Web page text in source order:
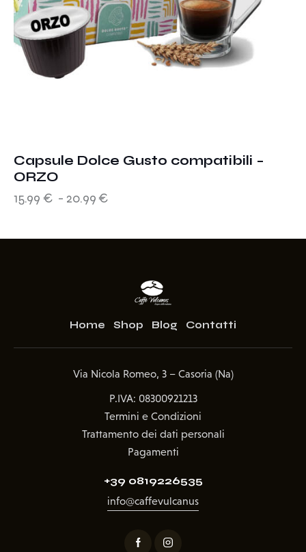
Capsule Dolce Gusto compatibili –
ORZO
15.99 € - 20.99 €
Home Shop Blog Contatti
Via Nicola Romeo, 3 – Casoria (Na)
P.IVA: 08300921213
Termini e Condizioni
Trattamento dei dati personali
Pagamenti
+39 0819226535
info@caffevulcanus